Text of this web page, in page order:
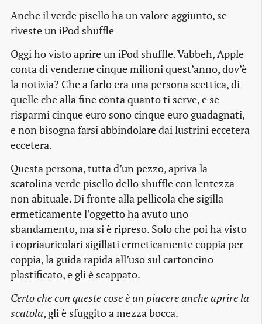
Anche il verde pisello ha un valore aggiunto, se
riveste un iPod shuffle
Oggi ho visto aprire un iPod shuffle. Vabbeh, Apple
conta di venderne cinque milioni quest’anno, dov’è
la notizia? Che a farlo era una persona scettica, di
quelle che alla fine conta quanto ti serve, e se
risparmi cinque euro sono cinque euro guadagnati,
e non bisogna farsi abbindolare dai lustrini eccetera
eccetera.
Questa persona, tutta d’un pezzo, apriva la
scatolina verde pisello dello shuffle con lentezza
non abituale. Di fronte alla pellicola che sigilla
ermeticamente l’oggetto ha avuto uno
sbandamento, ma si è ripreso. Solo che poi ha visto
i copriauricolari sigillati ermeticamente coppia per
coppia, la guida rapida all’uso sul cartoncino
plastificato, e gli è scappato.
Certo che con queste cose è un piacere anche aprire la
scatola, gli è sfuggito a mezza bocca.